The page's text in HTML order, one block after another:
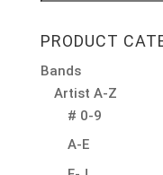
PRODUCT
Bands
Artist A-Z
# 0-9
A-E